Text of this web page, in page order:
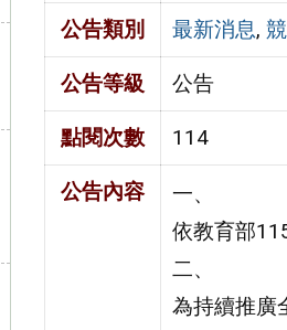
公告類別 最新消息,
公告等級 公告
點閱次數 114
公告內容
一、
依教育部
二、
為持續推廣